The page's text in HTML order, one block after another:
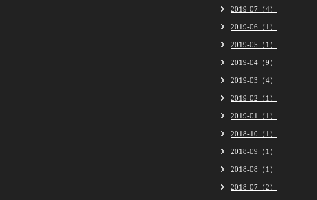
2019-07（4）
2019-06（1）
2019-05（1）
2019-04（9）
2019-03（4）
2019-02（1）
2019-01（1）
2018-10（1）
2018-09（1）
2018-08（1）
2018-07（2）